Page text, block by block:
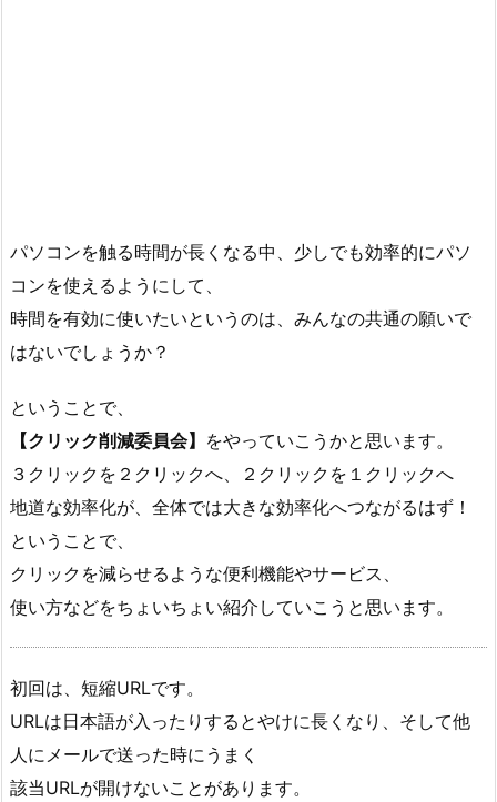
パソコンを触る時間が長くなる中、少しでも効率的にパソ
コンを使えるようにして、
時間を有効に使いたいというのは、みんなの共通の願いで
はないでしょうか？
ということで、
【クリック削減委員会】 をやっていこうかと思います。
３クリックを２クリックへ、２クリックを１クリックへ
地道な効率化が、全体では大きな効率化へつながるはず！
ということで、
クリックを減らせるような便利機能やサービス、
使い方などをちょいちょい紹介していこうと思います。
初回は、短縮URLです。
URLは日本語が入ったりするとやけに長くなり、そして他
人にメールで送った時にうまく
該当URLが開けないことがあります。